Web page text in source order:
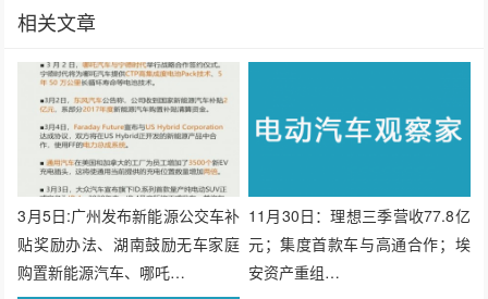
相关文章
3月5日:广州发布新能源公交车补
贴奖励办法、湖南鼓励无车家庭
购置新能源汽车、哪吒…
11月30日：理想三季营收77.8亿
元；集度首款车与高通合作；埃
安资产重组…